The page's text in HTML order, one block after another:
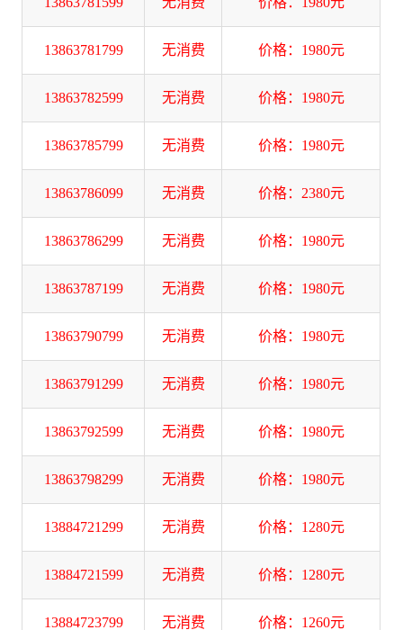
13863781799 无消费 价格：1980元
13863782599 无消费 价格：1980元
13863785799 无消费 价格：1980元
13863786099 无消费 价格：2380元
13863786299 无消费 价格：1980元
13863787199 无消费 价格：1980元
13863790799 无消费 价格：1980元
13863791299 无消费 价格：1980元
13863792599 无消费 价格：1980元
13863798299 无消费 价格：1980元
13884721299 无消费 价格：1280元
13884721599 无消费 价格：1280元
13884723799 无消费 价格：1260元